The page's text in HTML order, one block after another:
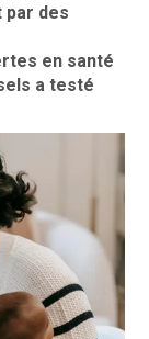
par des
en santé
a testé